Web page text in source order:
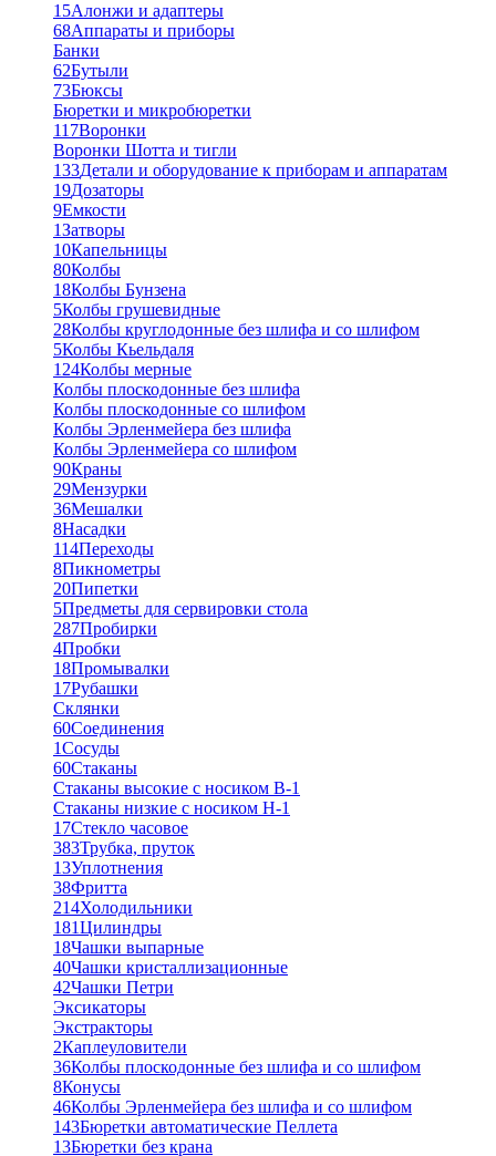
15Алонжи и адаптеры
68Аппараты и приборы
Банки
62Бутыли
73Бюксы
Бюретки и микробюретки
117Воронки
Воронки Шотта и тигли
133Детали и оборудование к приборам и аппаратам
19Дозаторы
9Емкости
1Затворы
10Капельницы
80Колбы
18Колбы Бунзена
5Колбы грушевидные
28Колбы круглодонные без шлифа и со шлифом
5Колбы Кьельдаля
124Колбы мерные
Колбы плоскодонные без шлифа
Колбы плоскодонные со шлифом
Колбы Эрленмейера без шлифа
Колбы Эрленмейера со шлифом
90Краны
29Мензурки
36Мешалки
8Насадки
114Переходы
8Пикнометры
20Пипетки
5Предметы для сервировки стола
287Пробирки
4Пробки
18Промывалки
17Рубашки
Склянки
60Соединения
1Сосуды
60Стаканы
Стаканы высокие с носиком В-1
Стаканы низкие с носиком Н-1
17Стекло часовое
383Трубка, пруток
13Уплотнения
38Фритта
214Холодильники
181Цилиндры
18Чашки выпарные
40Чашки кристаллизационные
42Чашки Петри
Эксикаторы
Экстракторы
2Каплеуловители
36Колбы плоскодонные без шлифа и со шлифом
8Конусы
46Колбы Эрленмейера без шлифа и со шлифом
143Бюретки автоматические Пеллета
13Бюретки без крана